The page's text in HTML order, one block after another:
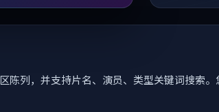
列，并支持片名、演员、类型关键词搜索